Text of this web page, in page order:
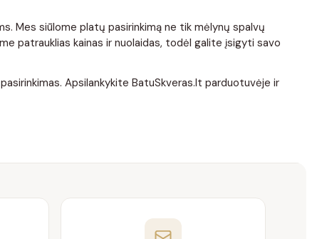
Mes siūlome platų pasirinkimą ne tik mėlynų spalvų
patrauklias kainas ir nuolaidas, todėl galite įsigyti savo
Apsilankykite BatuSkveras.lt parduotuvėje ir